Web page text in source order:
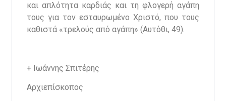
και απλότητα καρδιάς και τη φλογερή αγάπη
τους για τον εσταυρωμένο Χριστό, που τους
καθιστά «τρελούς από αγάπη» (Αυτόθι, 49).
+ Ιωάννης Σπιτέρης
Αρχιεπίσκοπος